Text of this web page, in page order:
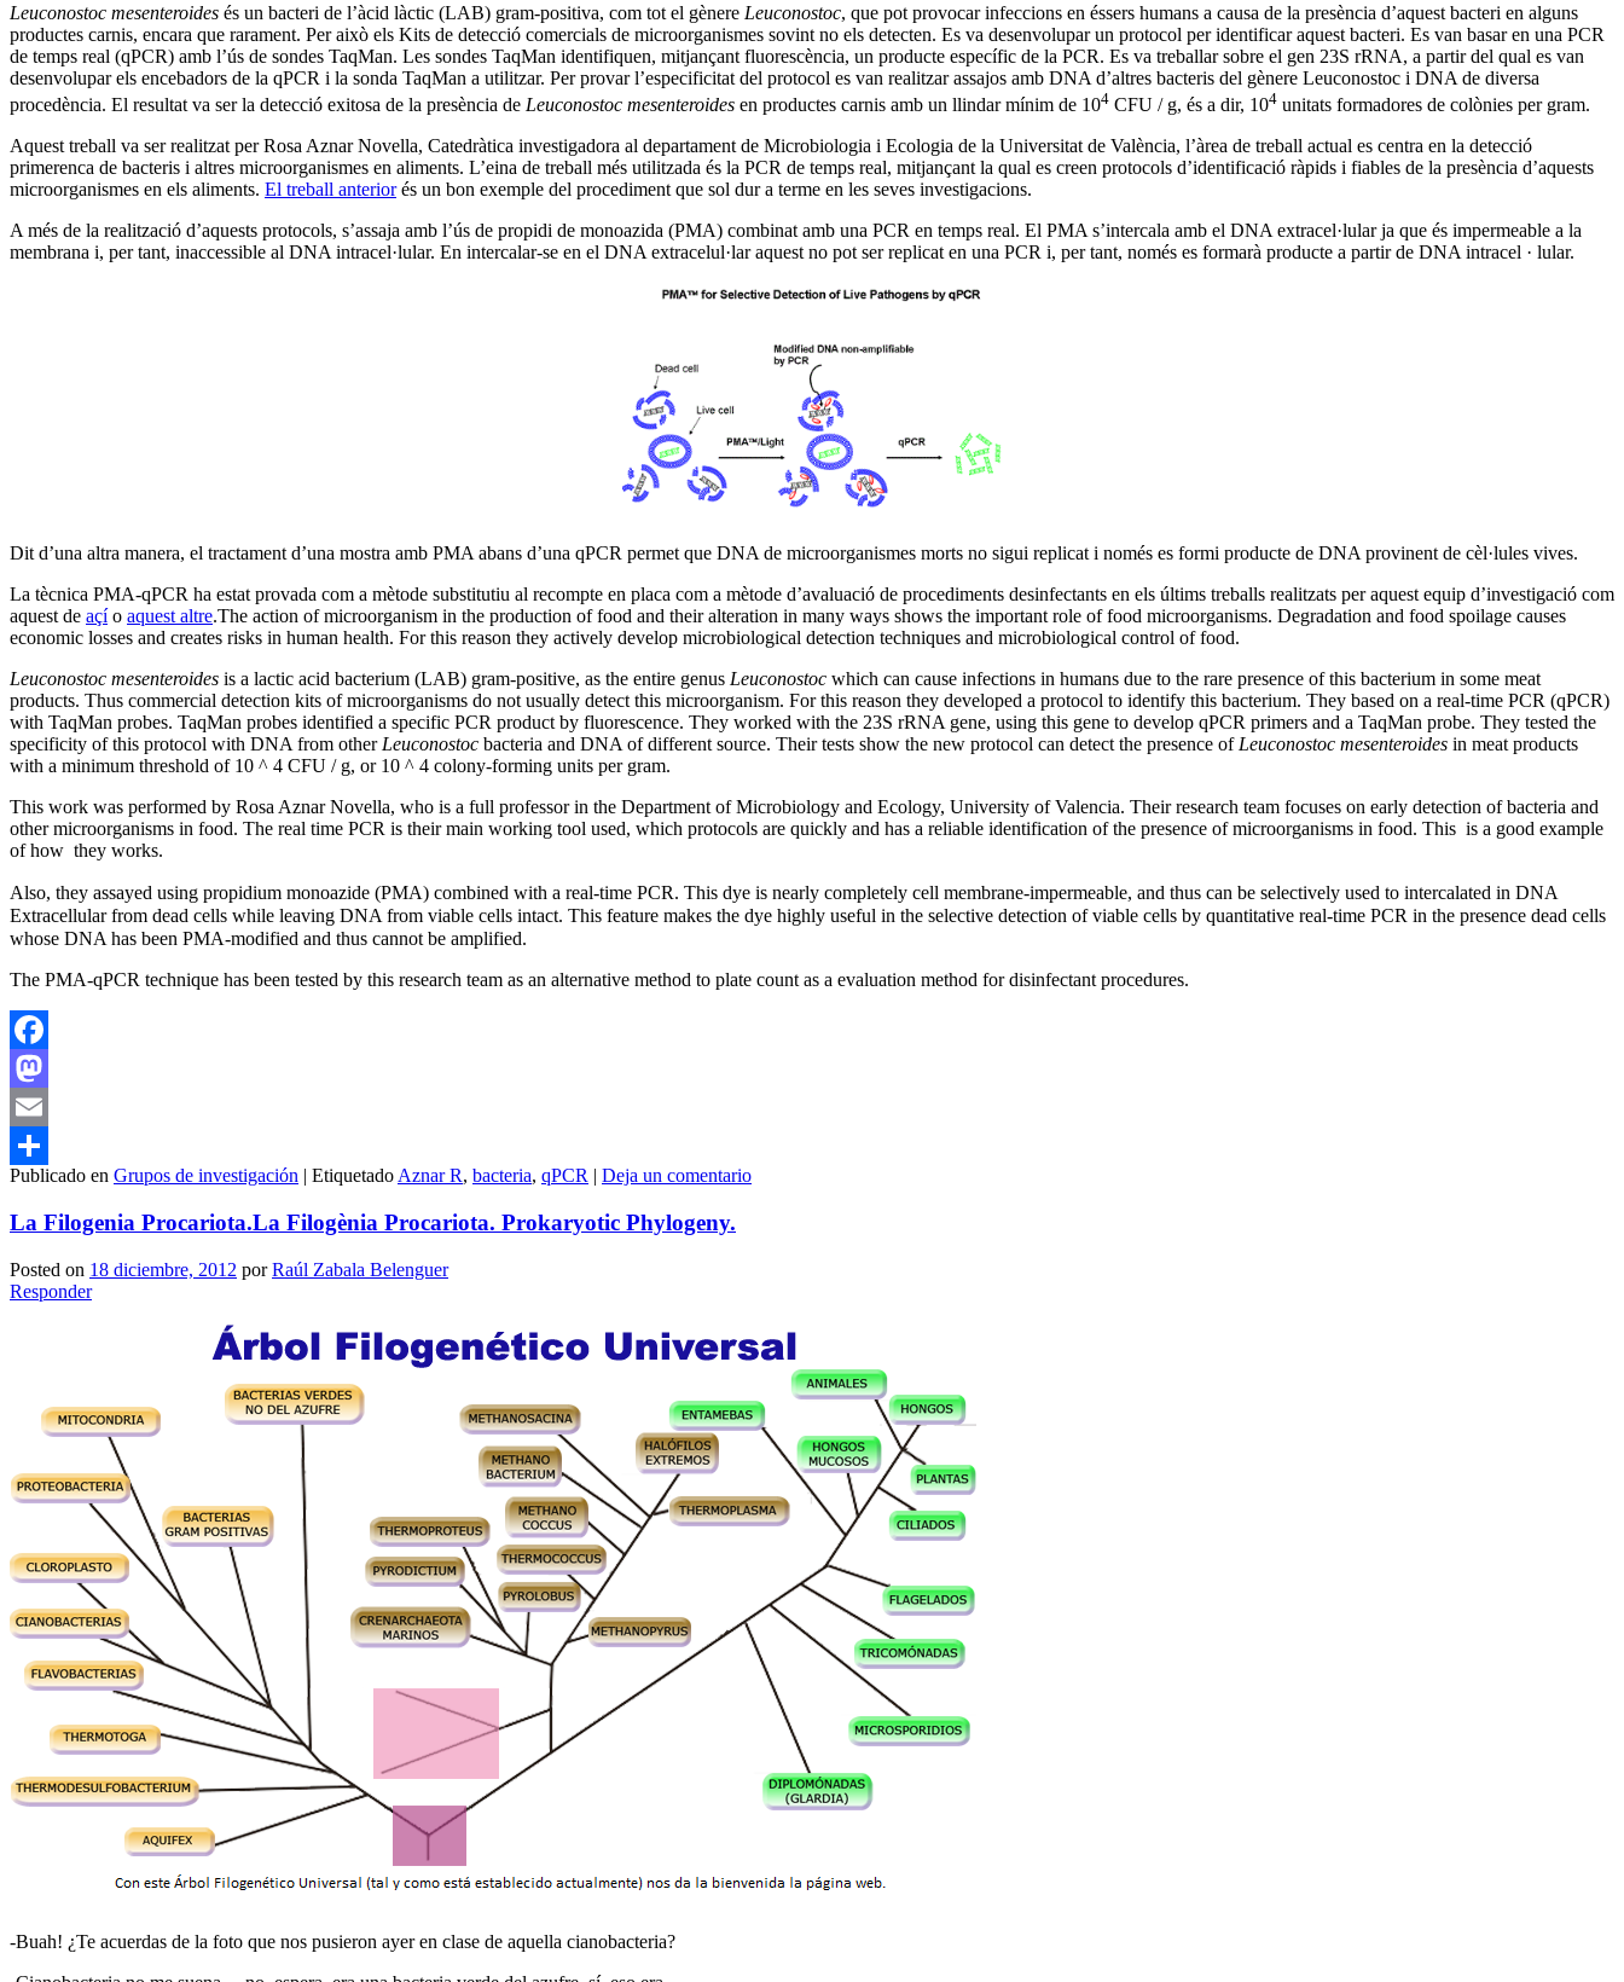
Leuconostoc mesenteroides és un bacteri de l’àcid làctic (LAB) gram-positiva, com tot el gènere Leuconostoc, que pot provocar infeccions en éssers humans a causa de la presència d’aquest bacteri en alguns
productes carnis, encara que rarament. Per això els Kits de detecció comercials de microorganismes sovint no els detecten. Es va desenvolupar un protocol per identificar aquest bacteri. Es van basar en una PCR
de temps real (qPCR) amb l’ús de sondes TaqMan. Les sondes TaqMan identifiquen, mitjançant fluorescència, un producte específic de la PCR. Es va treballar sobre el gen 23S rRNA, a partir del qual es van
desenvolupar els encebadors de la qPCR i la sonda TaqMan a utilitzar. Per provar l’especificitat del protocol es van realitzar assajos amb DNA d’altres bacteris del gènere Leuconostoc i DNA de diversa
procedència. El resultat va ser la detecció exitosa de la presència de Leuconostoc mesenteroides en productes carnis amb un llindar mínim de 104 CFU / g, és a dir, 104 unitats formadores de colònies per gram.
Aquest treball va ser realitzat per Rosa Aznar Novella, Catedràtica investigadora al departament de Microbiologia i Ecologia de la Universitat de València, l’àrea de treball actual es centra en la detecció
primerenca de bacteris i altres microorganismes en aliments. L’eina de treball més utilitzada és la PCR de temps real, mitjançant la qual es creen protocols d’identificació ràpids i fiables de la presència d’aquests
microorganismes en els aliments. El treball anteriorés un bon exemple del procediment que sol dur a terme en les seves investigacions.
A més de la realització d’aquests protocols, s’assaja amb l’ús de propidi de monoazida (PMA) combinat amb una PCR en temps real. El PMA s’intercala amb el DNA extracel·lular ja que és impermeable a la
membrana i, per tant, inaccessible al DNA intracel·lular. En intercalar-se en el DNA extracelul·lar aquest no pot ser replicat en una PCR i, per tant, només es formarà producte a partir de DNA intracel · lular.
Dit d’una altra manera, el tractament d’una mostra amb PMA abans d’una qPCR permet que DNA de microorganismes morts no sigui replicat i només es formi producte de DNA provinent de cèl·lules vives.
La tècnica PMA-qPCR ha estat provada com a mètode substitutiu al recompte en placa com a mètode d’avaluació de procediments desinfectants en els últims treballs realitzats per aquest equip d’investigació com
aquest de açío aquest altre.The action of microorganism in the production of food and their alteration in many ways shows the important role of food microorganisms. Degradation and food spoilage causes
economic losses and creates risks in human health. For this reason they actively develop microbiological detection techniques and microbiological control of food.
Leuconostoc mesenteroides is a lactic acid bacterium (LAB) gram-positive, as the entire genus Leuconostoc which can cause infections in humans due to the rare presence of this bacterium in some meat
products. Thus commercial detection kits of microorganisms do not usually detect this microorganism. For this reason they developed a protocol to identify this bacterium. They based on a real-time PCR (qPCR)
with TaqMan probes. TaqMan probes identified a specific PCR product by fluorescence. They worked with the 23S rRNA gene, using this gene to develop qPCR primers and a TaqMan probe. They tested the
specificity of this protocol with DNA from other Leuconostoc bacteria and DNA of different source. Their tests show the new protocol can detect the presence of Leuconostoc mesenteroides in meat products
with a minimum threshold of 10 ^ 4 CFU / g, or 10 ^ 4 colony-forming units per gram.
This work was performed by Rosa Aznar Novella, who is a full professor in the Department of Microbiology and Ecology, University of Valencia. Their research team focuses on early detection of bacteria and
other microorganisms in food. The real time PCR is their main working tool used, which protocols are quickly and has a reliable identification of the presence of microorganisms in food. This is a good example
of how they works.
Also, they assayed using propidium monoazide (PMA) combined with a real-time PCR. This dye is nearly completely cell membrane-impermeable, and thus can be selectively used to intercalated in DNA
Extracellular from dead cells while leaving DNA from viable cells intact. This feature makes the dye highly useful in the selective detection of viable cells by quantitative real-time PCR in the presence dead cells
whose DNA has been PMA-modified and thus cannot be amplified.
The PMA-qPCR technique has been tested by this research team as an alternative method to plate count as a evaluation method for disinfectant procedures.
Facebook
Mastodon
Email
Compartir
Publicado en Grupos de investigación | Etiquetado Aznar R, bacteria, qPCR | Deja un comentario
La Filogenia Procariota.La Filogènia Procariota. Prokaryotic Phylogeny.
Posted on 18 diciembre, 2012 porRaúl Zabala Belenguer
Responder
-Buah! ¿Te acuerdas de la foto que nos pusieron ayer en clase de aquella cianobacteria?